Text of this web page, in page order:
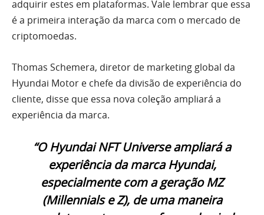
adquirir estes em plataformas. Vale lembrar que essa
é a primeira interação da marca com o mercado de
criptomoedas.
Thomas Schemera, diretor de marketing global da
Hyundai Motor e chefe da divisão de experiência do
cliente, disse que essa nova coleção ampliará a
experiência da marca.
“O Hyundai NFT Universe ampliará a
experiência da marca Hyundai,
especialmente com a geração MZ
(Millennials e Z), de uma maneira